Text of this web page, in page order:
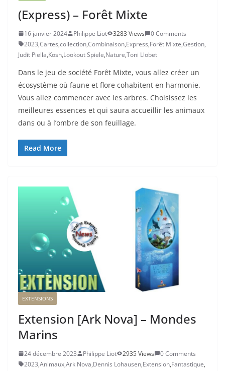
(Express) – Forêt Mixte
16 janvier 2024 Philippe Liot 3283 Views
0 Comments
2023,Cartes,collection,Combinaison,Express,Forêt Mixte,Gestion,
Judit Piella,Kosh,Lookout Spiele,Nature,Toni Llobet
Dans le jeu de société Forêt Mixte, vous allez créer un
écosystème où faune et flore cohabitent en harmonie.
Vous allez commencer avec les arbres. Choisissez les
meilleures essences et qui saura accueillir les animaux
dans ou à l’ombre de son feuillage.
Read More
EXTENSIONS
Extension [Ark Nova] – Mondes
Marins
24 décembre 2023 Philippe Liot 2935 Views
0 Comments
2023,Animaux,Ark Nova,Dennis Lohausen,Extension,Fantastique,